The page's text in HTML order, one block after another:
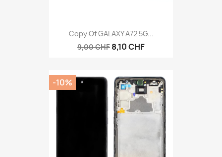
Copy Of GALAXY A72 5G...
9,00 CHF 8,10 CHF
-10%